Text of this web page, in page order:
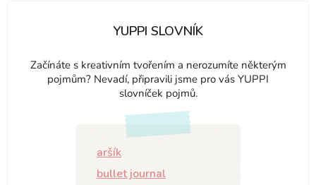
YUPPI SLOVNÍK
Začínáte s kreativním tvořením a nerozumíte některým
pojmům? Nevadí, připravili jsme pro vás YUPPI
slovníček pojmů.
aršík
bullet journal